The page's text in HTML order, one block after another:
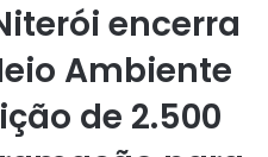
encerra
Ambiente
de 2.500